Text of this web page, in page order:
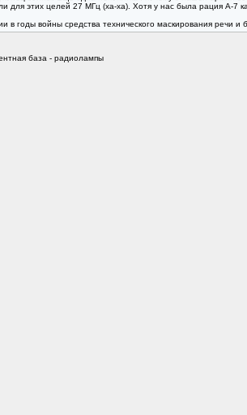
для этих целей 27 МГц (ха-ха). Хотя у нас была рация А-
в годы войны средства технического маскирования
база - радиолампы